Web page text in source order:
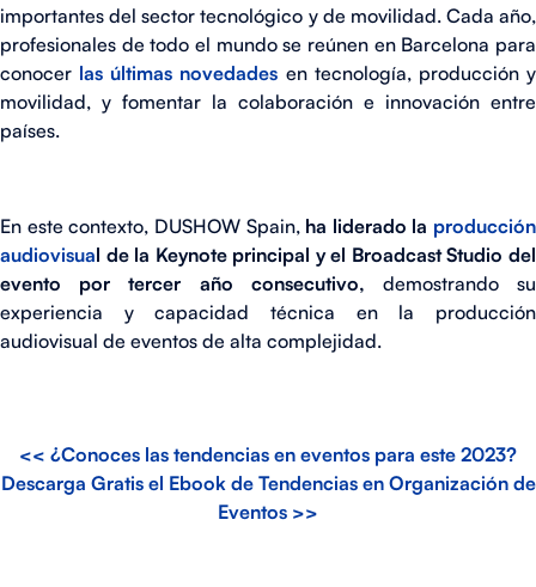
importantes del sector tecnológico y de movilidad. Cada año,
profesionales de todo el mundo se reúnen en Barcelona para
conocer las últimas novedades en tecnología, producción y
movilidad, y fomentar la colaboración e innovación entre
países.
En este contexto, DUSHOW Spain,ha liderado la producción
audiovisual de la Keynote principal y el Broadcast Studio del
evento por tercer año consecutivo, demostrando su
experiencia y capacidad técnica en la producción
audiovisual de eventos de alta complejidad.
<< ¿Conoces las tendencias en eventos para este 2023?
Descarga Gratis el Ebook de Tendencias en Organización de
Eventos >>